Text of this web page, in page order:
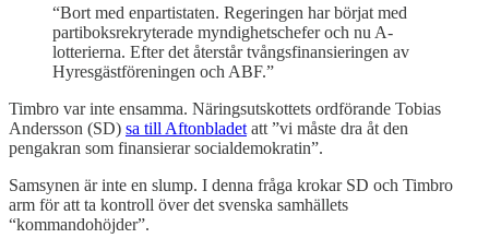
“Bort med enpartistaten. Regeringen har börjat med
partiboksrekryterade myndighetschefer och nu A-
lotterierna. Efter det återstår tvångsfinansieringen av
Hyresgästföreningen och ABF.”
Timbro var inte ensamma. Näringsutskottets ordförande Tobias
Andersson (SD) sa till Aftonbladet att ”vi måste dra åt den
pengakran som finansierar socialdemokratin”.
Samsynen är inte en slump. I denna fråga krokar SD och Timbro
arm för att ta kontroll över det svenska samhällets
“kommandohöjder”.